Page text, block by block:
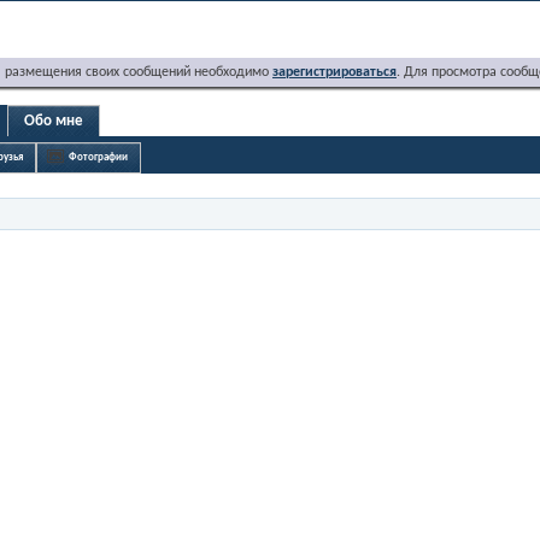
размещения своих сообщений необходимо зарегистрироваться. Для просмотра
Обо мне
Фотографии